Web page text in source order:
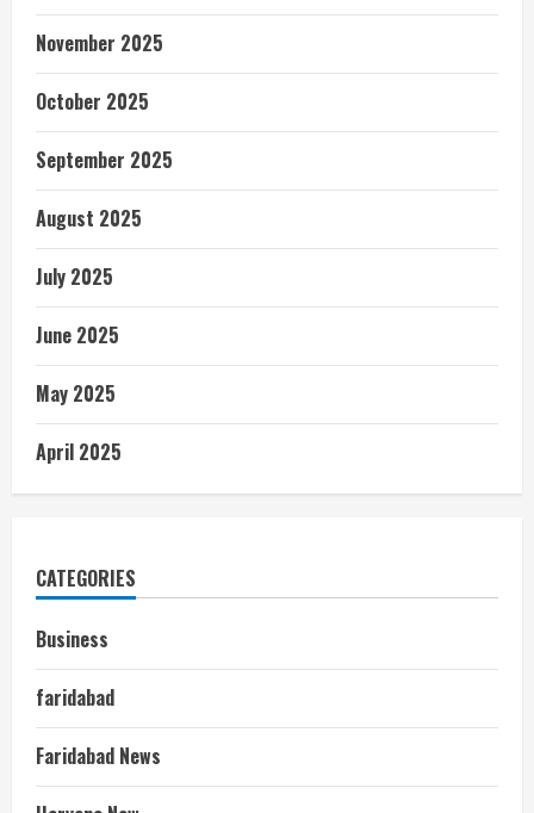
November 2025
October 2025
September 2025
August 2025
July 2025
June 2025
May 2025
April 2025
CATEGORIES
Business
faridabad
Faridabad News